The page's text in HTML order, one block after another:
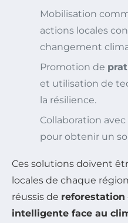
Mobilisation
actions locales
changement
Promotion de
et utilisation de
la résilience.
Collaboration
pour obtenir un
Ces solutions doivent
locales de chaque
réussis de reforestation
intelligente face au